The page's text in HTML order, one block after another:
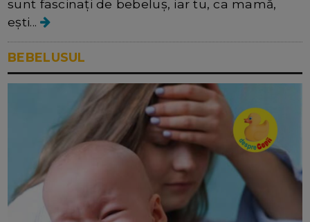
sunt fascinați de bebeluș, iar tu, ca mamă,
ești...
BEBELUSUL